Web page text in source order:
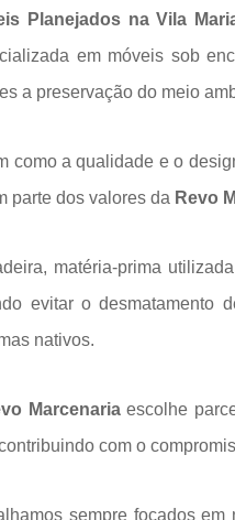
Planejados na Vila
em móveis sob
a preservação do meio
como a qualidade e o
parte dos valores da Revo
matéria-prima
evitar o desmatamento
nativos.
Marcenariaescolhe
com o
sempre focados